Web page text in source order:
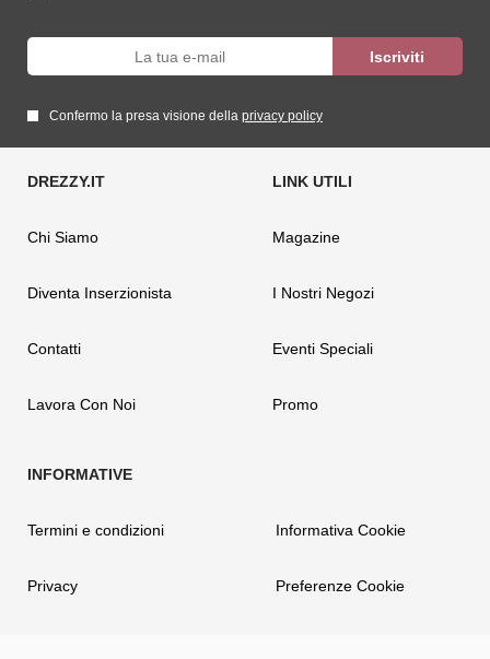
Confermo la presa visione della privacy policy
Chi Siamo
Diventa Inserzionista
Contatti
Lavora Con Noi
Magazine
I Nostri Negozi
Eventi Speciali
Promo
Termini e condizioni
Privacy
Informativa Cookie
Preferenze Cookie